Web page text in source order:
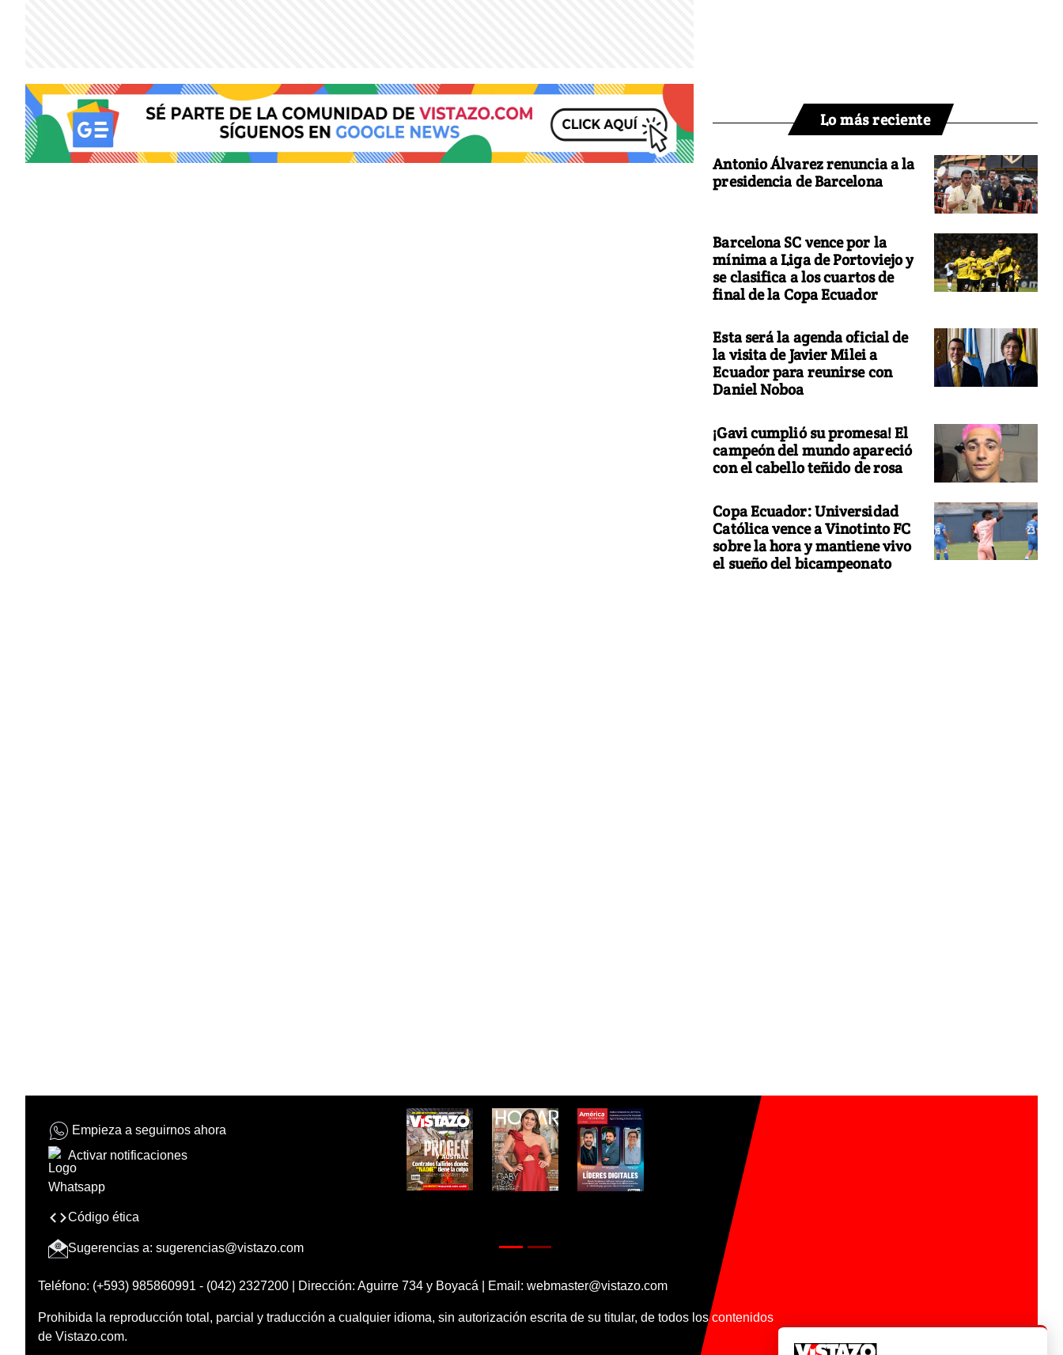
Lo más reciente
Antonio Álvarez renuncia a la
presidencia de Barcelona
Barcelona SC vence por la
mínima a Liga de Portoviejo y
se clasifica a los cuartos de
final de la Copa Ecuador
Esta será la agenda oficial de
la visita de Javier Milei a
Ecuador para reunirse con
Daniel Noboa
¡Gavi cumplió su promesa! El
campeón del mundo apareció
con el cabello teñido de rosa
Copa Ecuador: Universidad
Católica vence a Vinotinto FC
sobre la hora y mantiene vivo
el sueño del bicampeonato
Empieza a seguirnos ahora
Activar notificaciones
Código ética
Sugerencias a: sugerencias@vistazo.com
Teléfono: (+593) 985860991 - (042) 2327200 | Dirección: Aguirre 734 y Boyacá | Email: webmaster@vistazo.com
Prohibida la reproducción total, parcial y traducción a cualquier idioma, sin autorización escrita de su titular, de todos los contenidos
de Vistazo.com.